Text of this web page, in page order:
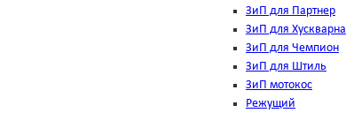
ЗиП для Партнер
ЗиП для Хускварна
ЗиП для Чемпион
ЗиП для Штиль
ЗиП мотокос
Режущий